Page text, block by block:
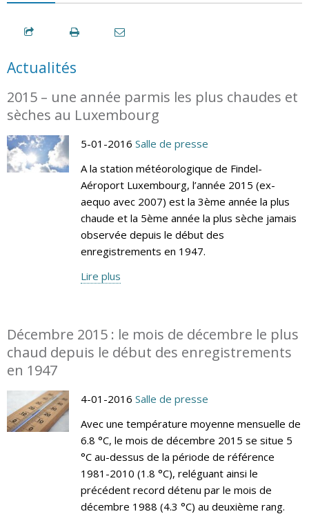
Actualités
2015 – une année parmis les plus chaudes et
sèches au Luxembourg
5-01-2016 Salle de presse
A la station météorologique de Findel-
Aéroport Luxembourg, l’année 2015 (ex-
aequo avec 2007) est la 3ème année la plus
chaude et la 5ème année la plus sèche jamais
observée depuis le début des
enregistrements en 1947.
Lire plus
Décembre 2015 : le mois de décembre le plus
chaud depuis le début des enregistrements
en 1947
4-01-2016 Salle de presse
Avec une température moyenne mensuelle de
6.8 °C, le mois de décembre 2015 se situe 5
°C au-dessus de la période de référence
1981-2010 (1.8 °C), reléguant ainsi le
précédent record détenu par le mois de
décembre 1988 (4.3 °C) au deuxième rang.